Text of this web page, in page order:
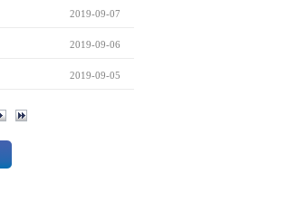
2019-09-07
2019-09-06
2019-09-05